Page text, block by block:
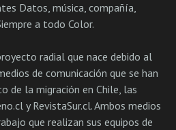
Datos, música, compañía,
a todo Color.
radial que nace debido al
de comunicación que se han
de la migración en Chile, las
y RevistaSur.cl. Ambos medios
que realizan sus equipos de